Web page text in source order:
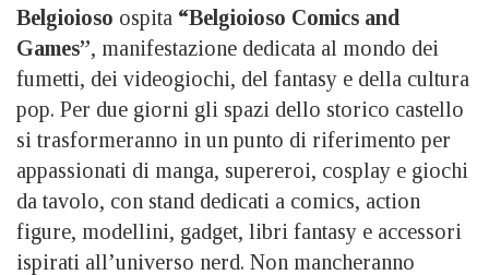
Belgioioso ospita “Belgioioso Comics and
Games”, manifestazione dedicata al mondo dei
fumetti, dei videogiochi, del fantasy e della cultura
pop. Per due giorni gli spazi dello storico castello
si trasformeranno in un punto di riferimento per
appassionati di manga, supereroi, cosplay e giochi
da tavolo, con stand dedicati a comics, action
figure, modellini, gadget, libri fantasy e accessori
ispirati all’universo nerd. Non mancheranno